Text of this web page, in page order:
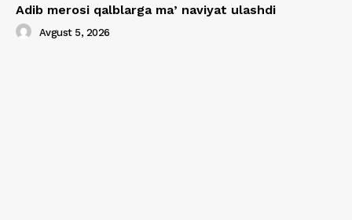
Adib merosi qalblarga maʼnaviyat ulashdi
Avgust 5, 2026